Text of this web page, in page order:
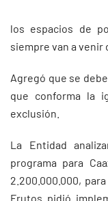
los espacios de
siempre van a venir
Agregó que se
que conforma la
exclusión.
La Entidad
programa para
2.200.000.000,
Frutos pidió